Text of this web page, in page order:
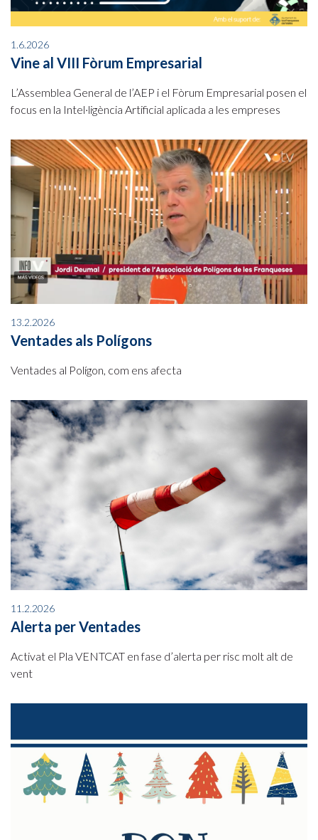
1.6.2026
Vine al VIII Fòrum Empresarial
L’Assemblea General de l’AEP i el Fòrum Empresarial posen el
focus en la Intel·ligència Artificial aplicada a les empreses
13.2.2026
Ventades als Polígons
Ventades al Polígon, com ens afecta
11.2.2026
Alerta per Ventades
Activat el Pla VENTCAT en fase d’alerta per risc molt alt de
vent